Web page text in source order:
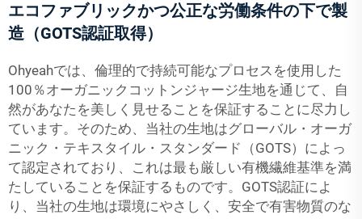
エコファブリックかつ公正な労働条件の下で製
造（GOTS認証取得）
Ohyeahでは、倫理的で持続可能なプロセスを使用した
100％オーガニックコットンジャージ生地を通じて、自
然があなたを美しく見せることを保証することに尽力し
ています。そのため、当社の生地はグローバル・オーガ
ニック・テキスタイル・スタンダード（GOTS）によっ
て認定されており、これは最も厳しい有機繊維基準を満
たしていることを保証するものです。GOTS認証によ
り、当社の生地は環境にやさしく、安全で有害物質のな